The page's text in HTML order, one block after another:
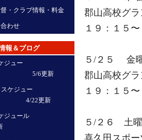
郡山高校グ
１９：１５
５/２５ 金
郡山高校グ
１９：１５
５/２６ 土
喜久田スポ
・クラブ情報・料金
わせ
報＆ブログ
ジュー
5/6更新
ケジュー
22更新
ケジュール